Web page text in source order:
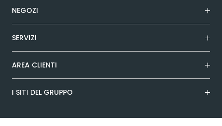
NEGOZI
SERVIZI
AREA CLIENTI
I SITI DEL GRUPPO